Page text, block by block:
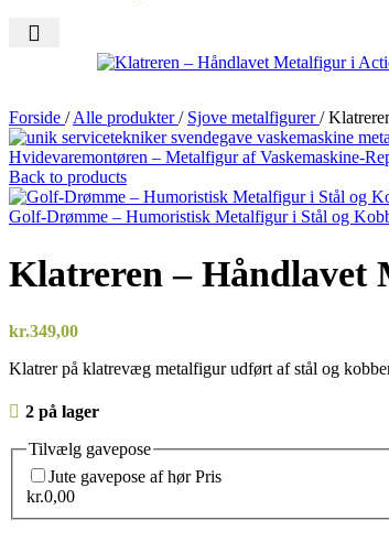
Forside / Alle produkter/ Sjove metalfigurer/
Hvidevaremontøren – Metalfigur af Vaskemaskine-
Back to products
Golf-Drømme – Humoristisk Metalfigur i Stål og
Klatreren – Håndlavet
kr.349,00
Klatrer på klatrevæg metalfigur udført af stål og
2 på lager
Tilvælg gavepose
Jute gavepose af hørPris
kr.0,00